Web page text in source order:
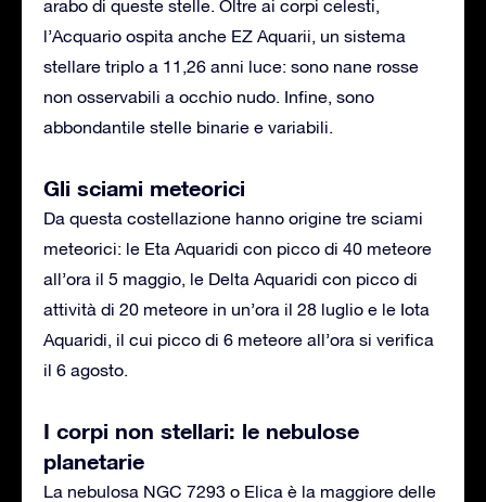
arabo di queste stelle. Oltre ai corpi celesti,
l’Acquario ospita anche EZ Aquarii, un sistema
stellare triplo a 11,26 anni luce: sono nane rosse
non osservabili a occhio nudo. Infine, sono
abbondantile stelle binarie e variabili.
Gli sciami meteorici
Da questa costellazione hanno origine tre sciami
meteorici: le Eta Aquaridi con picco di 40 meteore
all’ora il 5 maggio, le Delta Aquaridi con picco di
attività di 20 meteore in un’ora il 28 luglio e le Iota
Aquaridi, il cui picco di 6 meteore all’ora si verifica
il 6 agosto.
I corpi non stellari: le nebulose
planetarie
La nebulosa NGC 7293 o Elica è la maggiore delle